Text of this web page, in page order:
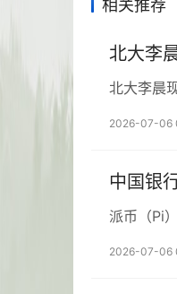
相关推荐
北大李
北大李晨
2026-07-06
中国银
派币（Pi
2026-07-06